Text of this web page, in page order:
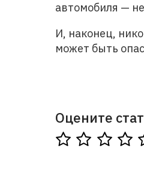
автомобиля —
И, наконец,
может быть
Оцените